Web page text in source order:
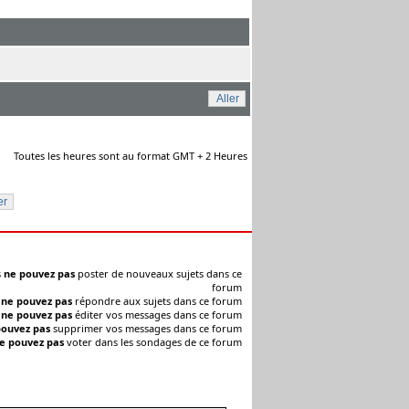
Toutes les heures sont au format GMT + 2 Heures
ne pouvez pas poster de nouveaux sujets dans ce
forum
ne pouvez pas répondre aux sujets dans ce forum
ne pouvez pas éditer vos messages dans ce forum
pas supprimer vos messages dans ce forum
pouvez pasvoter dans les sondages de ce forum